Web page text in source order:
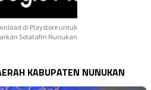
di Playstore untuk
Solatafm Nunukan
KABUPATEN NUNUKAN